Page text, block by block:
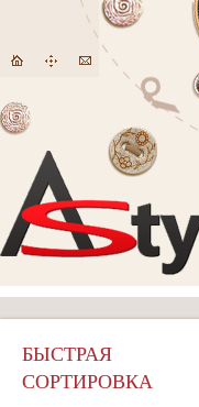
БЫСТРАЯ
СОРТИРОВКА